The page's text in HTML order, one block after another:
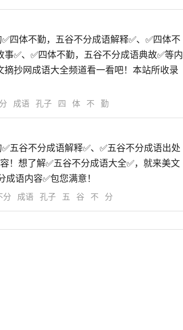
四体不勤，五谷不分成语解释✅、✅四体不
✅、✅四体不勤，五谷不分成语典故✅等内
抄网成语大全频道看一看吧！本站所收录
成语 孔子 四 体 不 勤
五谷不分成语解释✅、✅五谷不分成语出处
！想了解✅五谷不分成语大全✅，就来美文
语内容✅包您满意！
分 成语 孔子 五 谷 不 分